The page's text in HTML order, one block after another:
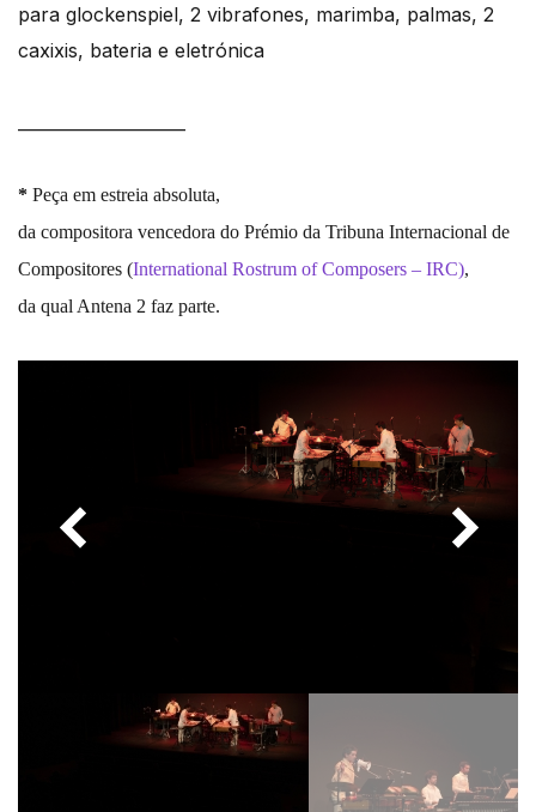
para glockenspiel, 2 vibrafones, marimba, palmas, 2
caxixis, bateria e eletrónica
* Peça em estreia absoluta,
da compositora vencedora do Prémio da Tribuna Internacional de
Compositores (International Rostrum of Composers – IRC),
da qual Antena 2 faz parte.